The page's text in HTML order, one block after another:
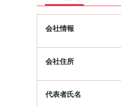
会社情報
会社住所
代表者氏名